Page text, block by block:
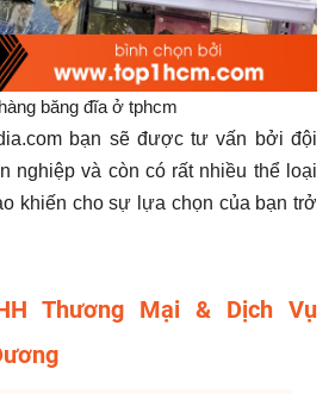
băng đĩa ở tphcm
bạn sẽ được tư vấn bởi đội
nghiệp và còn có rất nhiều thể loại
khiến cho sự lựa chọn của bạn trở
Thương Mại & Dịch Vụ